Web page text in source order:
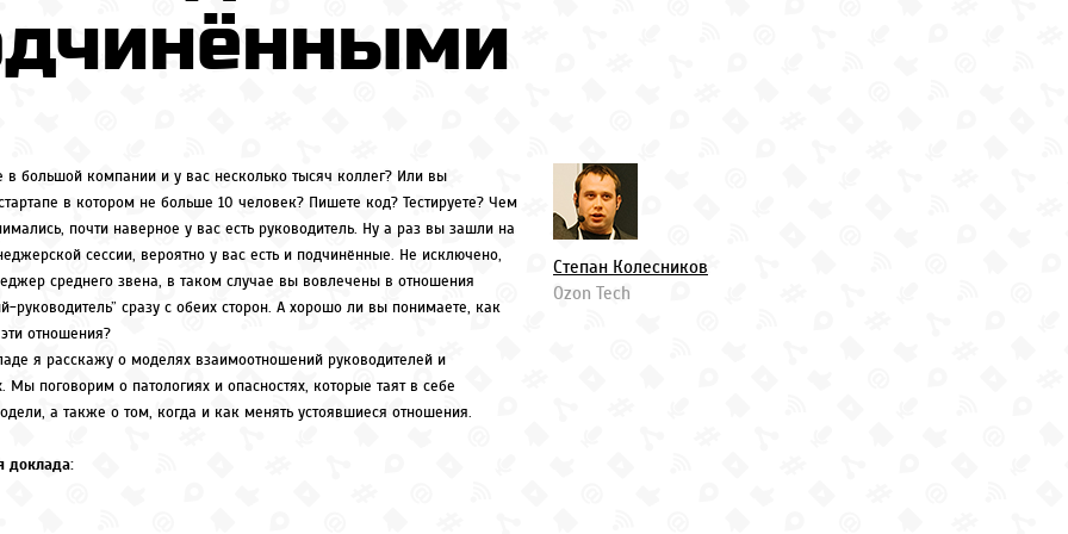
Степан Колесников
Ozon Tech
в большой компании и у вас несколько тысяч коллег? Или вы
в котором не больше 10 человек? Пишете код? Тестируете? Чем
почти наверное у вас есть руководитель. Ну а раз вы зашли на
сессии, вероятно у вас есть и подчинённые. Не исключено,
среднего звена, в таком случае вы вовлечены в отношения
руководитель” сразу с обеих сторон. А хорошо ли вы понимаете, как
отношения?
я расскажу о моделях взаимоотношений руководителей и
Мы поговорим о патологиях и опасностях, которые таят в себе
а также о том, когда и как менять устоявшиеся отношения.
доклада: